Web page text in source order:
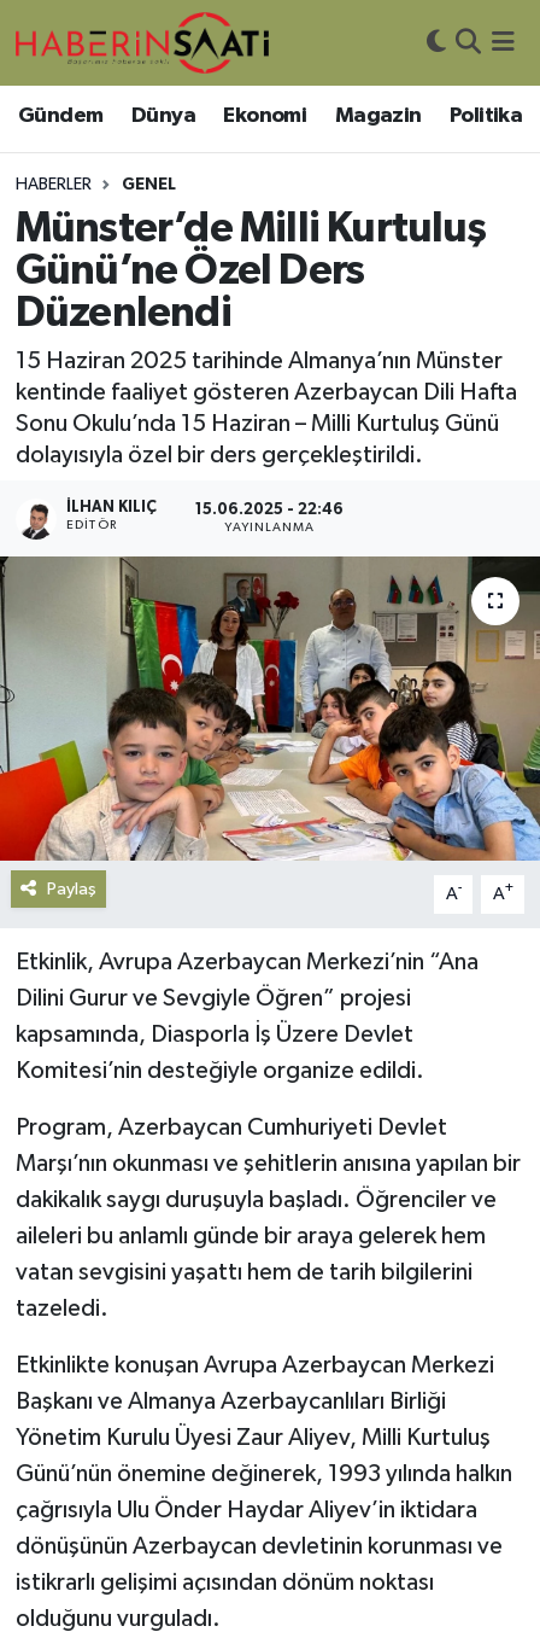
Gündem Dünya Ekonomi Magazin Politika
HABERLER GENEL
Münster’de Milli Kurtuluş
Günü’ne Özel Ders
Düzenlendi
15 Haziran 2025 tarihinde Almanya’nın Münster
kentinde faaliyet gösteren Azerbaycan Dili Hafta
Sonu Okulu’nda 15 Haziran – Milli Kurtuluş Günü
dolayısıyla özel bir ders gerçekleştirildi.
İLHAN KILIÇ
EDITÖR
15.06.2025 - 22:46
YAYINLANMA
Paylaş A- A+
Etkinlik, Avrupa Azerbaycan Merkezi’nin “Ana
Dilini Gurur ve Sevgiyle Öğren” projesi
kapsamında, Diasporla İş Üzere Devlet
Komitesi’nin desteğiyle organize edildi.
Program, Azerbaycan Cumhuriyeti Devlet
Marşı’nın okunması ve şehitlerin anısına yapılan bir
dakikalık saygı duruşuyla başladı. Öğrenciler ve
aileleri bu anlamlı günde bir araya gelerek hem
vatan sevgisini yaşattı hem de tarih bilgilerini
tazeledi.
Etkinlikte konuşan Avrupa Azerbaycan Merkezi
Başkanı ve Almanya Azerbaycanlıları Birliği
Yönetim Kurulu Üyesi Zaur Aliyev, Milli Kurtuluş
Günü’nün önemine değinerek, 1993 yılında halkın
çağrısıyla Ulu Önder Haydar Aliyev’in iktidara
dönüşünün Azerbaycan devletinin korunması ve
istikrarlı gelişimi açısından dönüm noktası
olduğunu vurguladı.
Asayiş
Bilim ve Teknoloji
Çevre
DIŞ HABER
Eğitim
Ekonomi
Genel
Gündem
Haberde İnsan
Kültür-Sanat
Magazin
Podcast
Politika
Sağlık
Spor
Yerel
Nöbetçi Eczaneler
Hava Durumu
Trafik Durumu
Süper Lig Puan Durumu ve Fikstür
Son Dakika Haberleri
Haber Arşivi